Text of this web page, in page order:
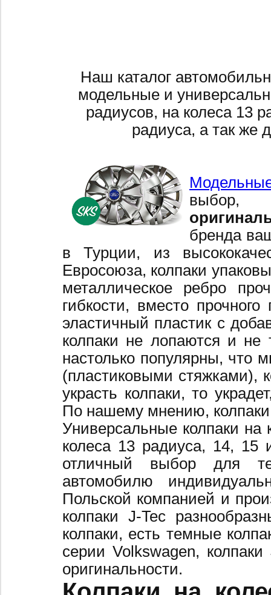
Наш каталог
модельные и
радиусов, на колеса 13
радиуса, а так же
выбор,
бренда
в Турции, из
Евросоюза, колпаки
металлическое ребро
гибкости, вместо
эластичный пластик с
колпаки не лопаются и не
настолько популярны, что
(пластиковыми стяжками),
украсть колпаки, то
По нашему мнению,
Универсальные колпаки
колеса 13 радиуса, 14,
отличный выбор для
автомобилю
Польской компанией и
колпаки J-Tec
колпаки, есть темные
серии Volkswagen,
оригинальности.